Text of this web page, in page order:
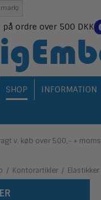
ordre over 500 DKK
SHOP INFORMATION
v. køb over 500,- + moms
/ Kontorartikler / Elastikker